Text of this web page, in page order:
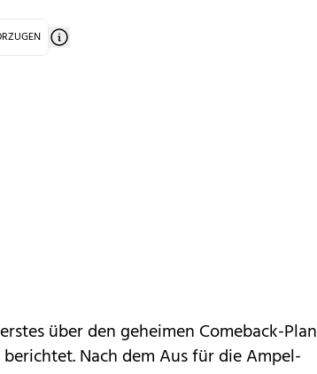
über den geheimen Comeback-Plan
Nach dem Aus für die Ampel-